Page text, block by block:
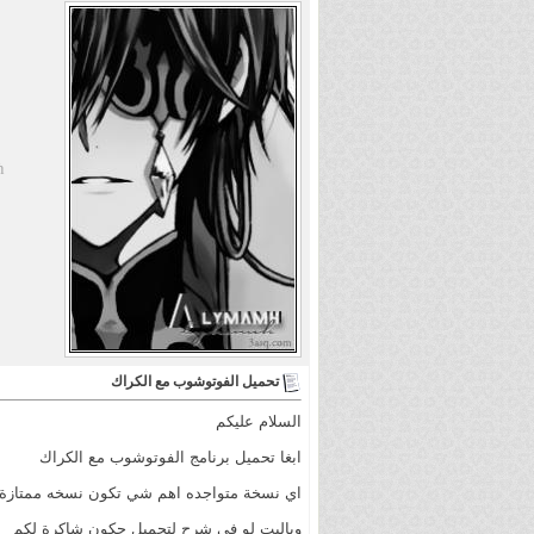
تحميل الفوتوشوب مع الكراك
السلام عليكم
ابغا تحميل برنامج الفوتوشوب مع الكراك
اي نسخة متواجده اهم شي تكون نسخه ممتازة
وياليت لو في شرح لتحميل حكون شاكرة لكم